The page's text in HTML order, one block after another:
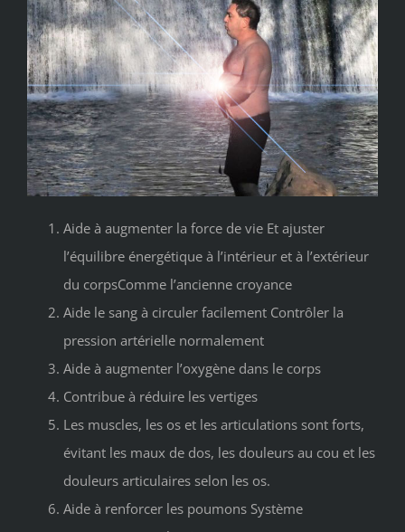
Aide à augmenter la force de vie Et ajuster
l’équilibre énergétique à l’intérieur et à l’extérieur
du corpsComme l’ancienne croyance
Aide le sang à circuler facilement Contrôler la
pression artérielle normalement
Aide à augmenter l’oxygène dans le corps
Contribue à réduire les vertiges
Les muscles, les os et les articulations sont forts,
évitant les maux de dos, les douleurs au cou et les
douleurs articulaires selon les os.
Aide à renforcer les poumons Système